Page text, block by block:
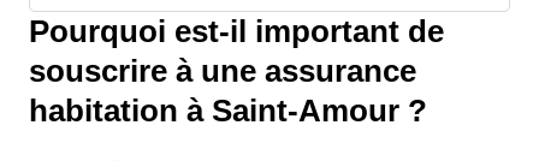
Pourquoi est-il important de
souscrire à une assurance
habitation à Saint-Amour ?